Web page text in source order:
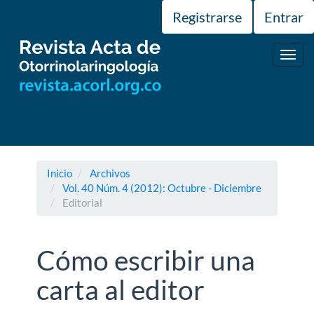
principal
Barra
lateral
Registrarse Entrar
Inicio
Archivos
Vol. 40 Núm. 4 (2012): Octubre - Diciembre
Editorial
Cómo escribir una
carta al editor